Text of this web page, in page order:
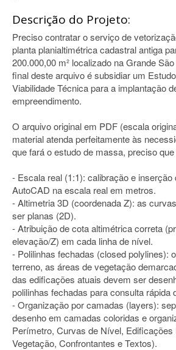
Descrição do Projeto:
Preciso contratar o serviço de
planta planialtimétrica cadastral antiga
200.000,00 m² localizado na Grande
final deste arquivo é subsidiar um
Viabilidade Técnica para a implantação
empreendimento.
O arquivo original em PDF (escala
material atenda perfeitamente às
que fará o estudo de massa, preciso
- Escala real (1:1): calibração e inserção
AutoCAD na escala real em metros.
- Altimetria 3D (coordenada Z): as
ser planas (2D).
- Atribuição de cota altimétrica correta
elevação/Z) em cada linha de nível.
- Polilinhas fechadas (closed polylines):
terreno, as áreas de vegetação
das edificações atuais devem ser
polilinhas fechadas para consulta rápida
- Organização por camadas (layers):
desenho em camadas coloridas e
Perímetro, Curvas de Nível, Edificações
Vegetação, Confrontantes e Textos).